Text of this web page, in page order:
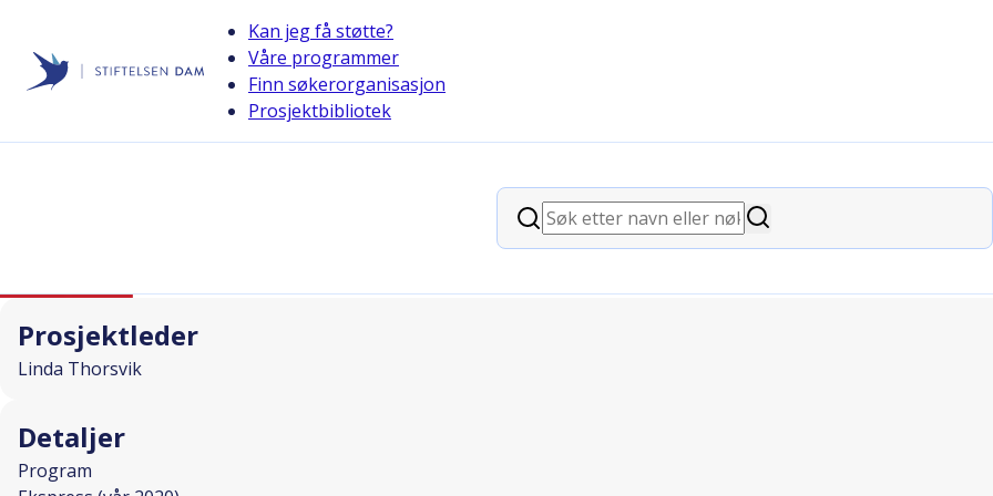
Kan jeg få støtte?
Våre programmer
Finn søkerorganisasjon
Prosjektbibliotek
Søk
Søk
Prosjektleder
Linda Thorsvik
Detaljer
Program